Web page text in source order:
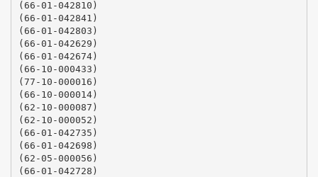
(66-01-042810)
(66-01-042841)
(66-01-042803)
(66-01-042629)
(66-01-042674)
(66-10-000433)
(77-10-000016)
(66-10-000014)
(62-10-000087)
(62-10-000052)
(66-01-042735)
(66-01-042698)
(62-05-000056)
(66-01-042728)